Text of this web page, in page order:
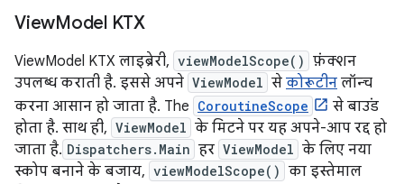
ViewModel KTX
ViewModel KTX लाइब्रेरी, viewModelScope() फ़ंक्शन
उपलब्ध कराती है. इससे अपने ViewModel से कोरूटीन लॉन्च
करना आसान हो जाता है. The CoroutineScope
से बाउंड
होता है. साथ ही, ViewModel के मिटने पर यह अपने-आप रद्द हो
जाता है. Dispatchers.Main हर ViewModel के लिए नया
स्कोप बनाने के बजाय, viewModelScope() का इस्तेमाल